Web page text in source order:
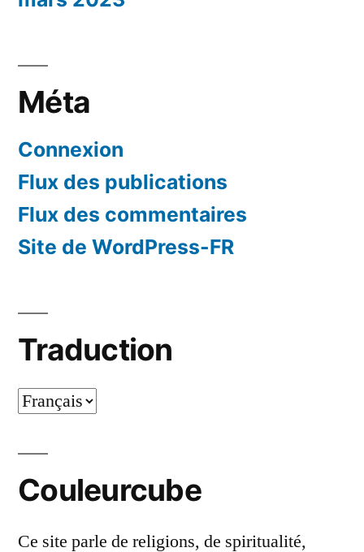
Méta
Connexion
Flux des publications
Flux des commentaires
Site de WordPress-FR
Traduction
Traduction
Couleurcube
Ce site parle de religions, de spiritualité,